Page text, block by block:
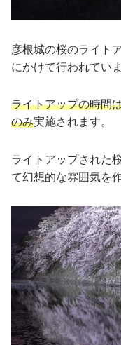
彦根城の桜のライト
にかけて行われていま
ライトアップの時間
のみ実施されます。
ライトアップされた
て幻想的な雰囲気を